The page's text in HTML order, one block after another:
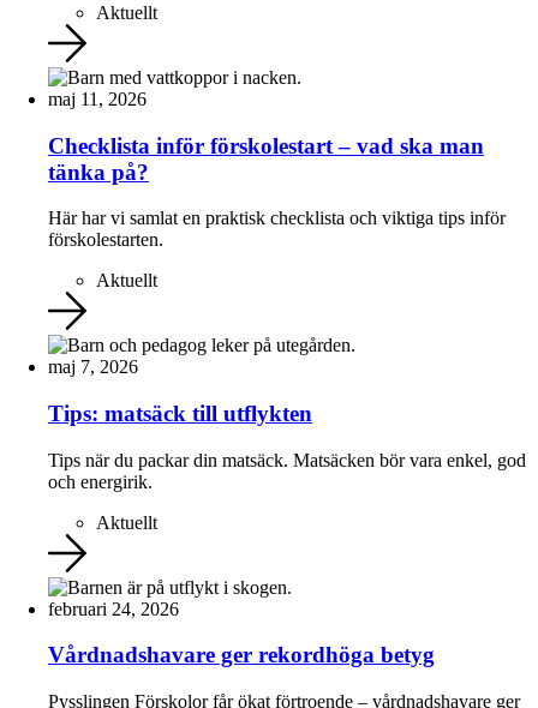
Aktuellt
maj 11, 2026
Checklista inför förskolestart – vad ska man
tänka på?
Här har vi samlat en praktisk checklista och viktiga tips inför
förskolestarten.
Aktuellt
maj 7, 2026
Tips: matsäck till utflykten
Tips när du packar din matsäck. Matsäcken bör vara enkel, god
och energirik.
Aktuellt
februari 24, 2026
Vårdnadshavare ger rekordhöga betyg
Pysslingen Förskolor får ökat förtroende – vårdnadshavare ger